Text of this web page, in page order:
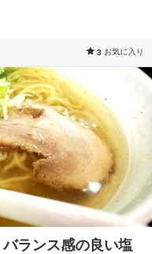
3 お気に入り
ランス感の良い塩